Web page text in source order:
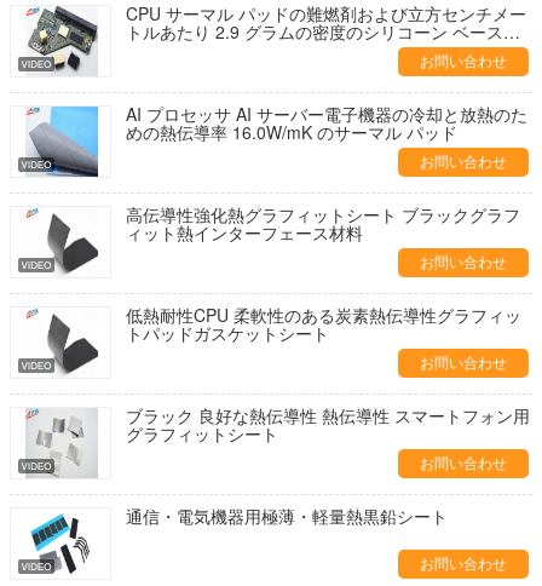
CPU サーマル パッドの難燃剤および立方センチメー
トルあたり 2.9 グラムの密度のシリコーン ベースの
お問い合わせ
AI プロセッサ AI サーバー電子機器の冷却と放熱のた
めの熱伝導率 16.0W/mK のサーマル パッド
お問い合わせ
高伝導性強化熱グラフィットシート ブラックグラフ
ィット熱インターフェース材料
お問い合わせ
低熱耐性CPU 柔軟性のある炭素熱伝導性グラフィッ
トパッドガスケットシート
お問い合わせ
ブラック 良好な熱伝導性 熱伝導性 スマートフォン用
グラフィットシート
お問い合わせ
通信・電気機器用極薄・軽量熱黒鉛シート
お問い合わせ